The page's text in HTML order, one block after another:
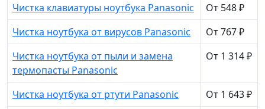
Чистка клавиатуры ноутбука Panasonic
От 548 ₽
Чистка ноутбука от вирусов Panasonic
От 767 ₽
Чистка ноутбука от пыли и замена
термопасты Panasonic
От 1 314 ₽
Чистка ноутбука от ртути Panasonic От 1 643 ₽